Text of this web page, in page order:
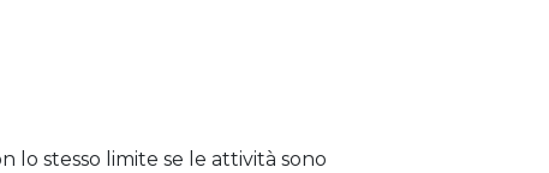
lo stesso limite se le attività sono